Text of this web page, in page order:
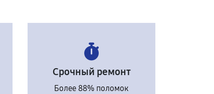
Срочный ремонт
Более 88% поломок